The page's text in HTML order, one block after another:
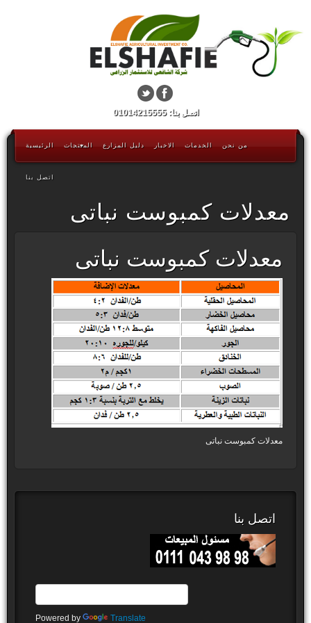
اتصل بنا: 01014215555
الرئيسية المنتجات دليل المزارع الاخبار الخدمات من نحن
اتصل بنا
معدلات كمبوست نباتى
معدلات كمبوست نباتى
معدلات كمبوست نباتى
اتصل بنا
Powered by Translate